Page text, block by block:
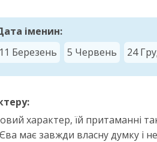
іменин:
11 Березень
5 Червень 24
характер, їй притаманні
має завжди власну думку і